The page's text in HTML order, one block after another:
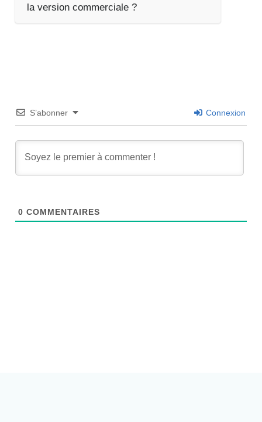
la version commerciale ?
S’abonner Connexion
0 COMMENTAIRES